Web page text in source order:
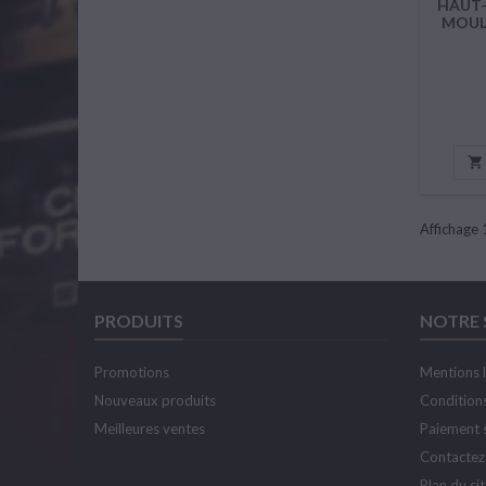

Affichage
PRODUITS
Promotions
Nouveaux produits
Meilleures ventes
NOTRE
Mentions
Paiement